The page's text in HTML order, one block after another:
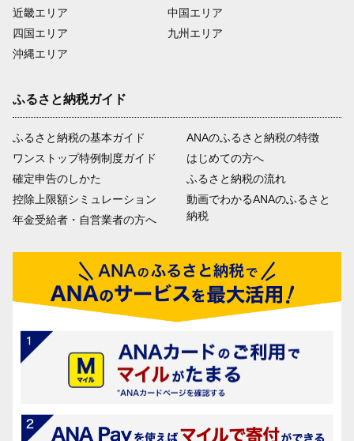
近畿エリア
四国エリア
沖縄エリア
中国エリア
九州エリア
ふるさと納税ガイド
ふるさと納税の基本ガイド
ワンストップ特例制度ガイド
確定申告のしかた
控除上限額シミュレーション
年金受給者・自営業者の方へ
ANAのふるさと納税の特徴
はじめての方へ
ふるさと納税の流れ
動画でわかるANAのふるさと
納税